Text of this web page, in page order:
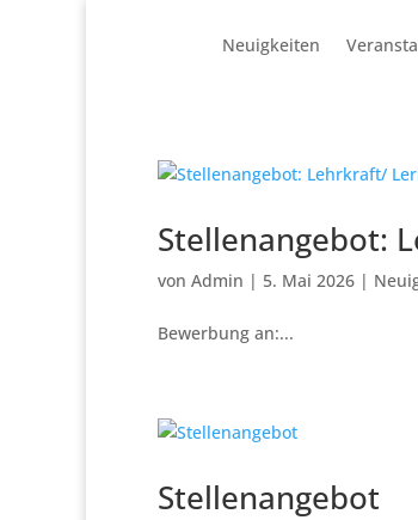
Neuigkeiten
Stellenangebot:
von Admin | 5. Mai 2026 |
Bewerbung an:...
Stellenangebot